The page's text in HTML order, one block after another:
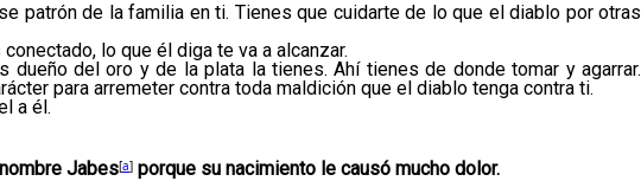
patrón de la familia en ti. Tienes que cuidarte de lo que el diablo por otras
lo que él diga te va a alcanzar.
del oro y de la plata la tienes. Ahí tienes de donde tomar y agarrar.
para arremeter contra toda maldición que el diablo tenga contra ti.
a él.
Jabes[a] porque su nacimiento le causó mucho dolor.